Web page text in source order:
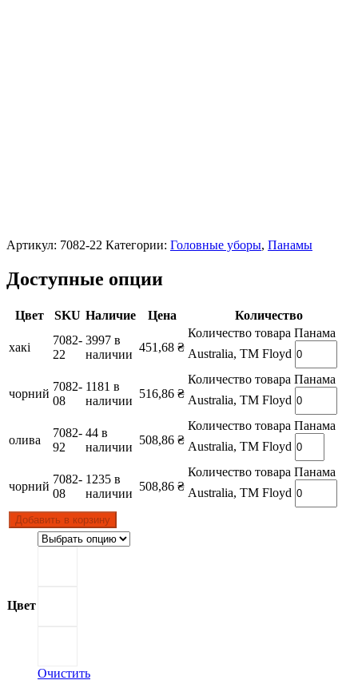
Артикул: 7082-22 Категории: Головные уборы, Панамы
Доступные опции
Цвет SKU Наличие Цена Количество
хакі
7082-
22
3997 в
наличии
451,68 ₴
Количество товара Панама
Australia, ТМ Floyd
чорний
7082-
08
1181 в
наличии
516,86 ₴
Количество товара Панама
Australia, ТМ Floyd
олива
7082-
92
44 в
наличии
508,86 ₴
Количество товара Панама
Australia, ТМ Floyd
чорний
7082-
08
1235 в
наличии
508,86 ₴
Количество товара Панама
Australia, ТМ Floyd
Добавить в корзину
Цвет
Очистить